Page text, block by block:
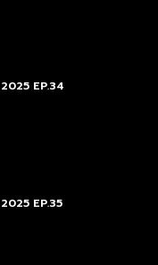
EP.34
EP.35